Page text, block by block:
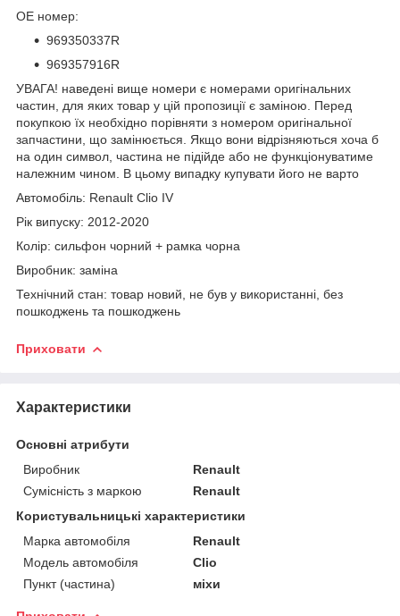
OE номер:
969350337R
969357916R
УВАГА! наведені вище номери є номерами оригінальних
частин, для яких товар у цій пропозиції є заміною. Перед
покупкою їх необхідно порівняти з номером оригінальної
запчастини, що замінюється. Якщо вони відрізняються хоча б
на один символ, частина не підійде або не функціонуватиме
належним чином. В цьому випадку купувати його не варто
Автомобіль: Renault Clio IV
Рік випуску: 2012-2020
Колір: сильфон чорний + рамка чорна
Виробник: заміна
Технічний стан: товар новий, не був у використанні, без
пошкоджень та пошкоджень
Приховати
Характеристики
Основні атрибути
Виробник
Renault
Сумісність з маркою
Renault
Користувальницькі характеристики
Марка автомобіля
Renault
Модель автомобіля
Clio
Пункт (частина)
міхи